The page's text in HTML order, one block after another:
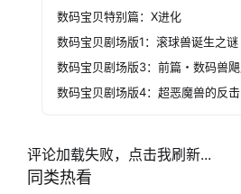
数码宝贝特别篇：X进化
数码宝贝剧场版1：滚球兽诞生之谜
数码宝贝剧场版4：超恶魔兽的反击
评论加载失败，点击我刷新...
同类热看